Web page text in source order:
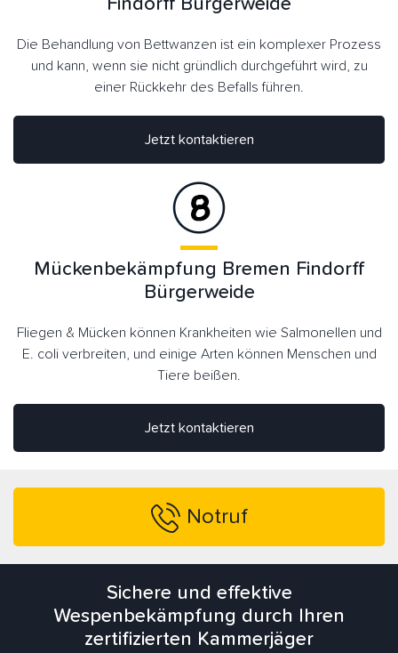
Findorff Bürgerweide
Die Behandlung von Bettwanzen ist ein komplexer Prozess
und kann, wenn sie nicht gründlich durchgeführt wird, zu
einer Rückkehr des Befalls führen.
Jetzt kontaktieren
Jetzt kontaktieren
Mückenbekämpfung Bremen Findorff
Bürgerweide
Fliegen & Mücken können Krankheiten wie Salmonellen und
E. coli verbreiten, und einige Arten können Menschen und
Tiere beißen.
Notruf
Sichere und effektive
Wespenbekämpfung durch Ihren
zertifizierten Kammerjäger